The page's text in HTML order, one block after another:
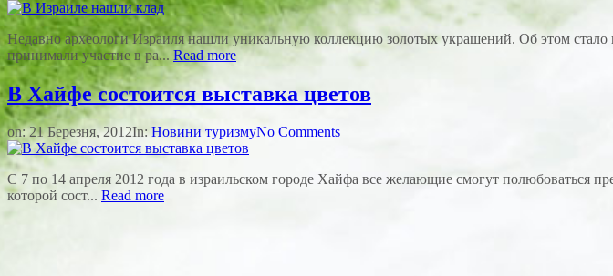
Недавно археологи Израиля нашли уникальную коллекцию золотых украшений. Об этом стало
принимали участие в ра... Read more
В Хайфе состоится выставка цветов
on:21 Березня, 2012In:Новини туризмуNo Comments
С 7 по 14 апреля 2012 года в израильском городе Хайфа все желающие смогут полюбоваться
которой сост... Read more